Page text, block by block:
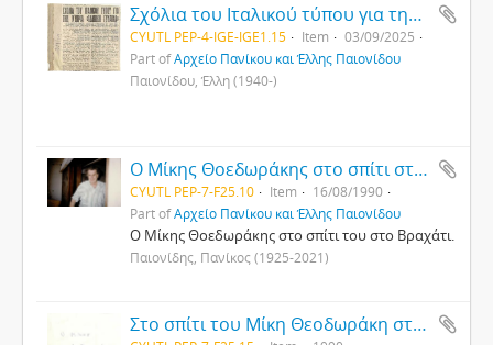
Σχόλια του Ιταλικού τύπου για την Κύπρια "Ιδανική Γυναίκα"
CYUTL PEP-4-IGE-IGE1.15 Item
03/09/2025
Part ofΑρχείο Πανίκου και Έλλης Παιονίδου
Παιονίδου, Έλλη (1940-)
Ο Μίκης Θοεδωράκης στο σπίτι στο Βραχάτι.
CYUTL PEP-7-F25.10 Item
16/08/1990
Part ofΑρχείο Πανίκου και Έλλης Παιονίδου
Ο Μίκης Θοεδωράκης στο σπίτι του στο Βραχάτι.
Παιονίδης, Πανίκος (1925-2021)
Στο σπίτι του Μίκη Θεοδωράκη στο Βραχάτι